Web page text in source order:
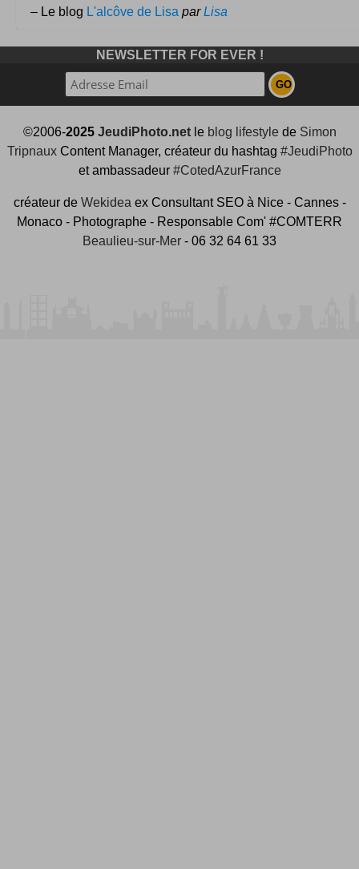
– Le blog L'alcôve de Lisa parLisa
NEWSLETTER FOR EVER !
©2006-2025 JeudiPhoto.netle blog lifestylede Simon
TripnauxContent Manager, créateur du hashtag #JeudiPhoto
et ambassadeur #CotedAzurFrance
créateur de Wekidea ex Consultant SEO à Nice - Cannes -
Monaco - Photographe - Responsable Com' #COMTERR
Beaulieu-sur-Mer - 06 32 64 61 33